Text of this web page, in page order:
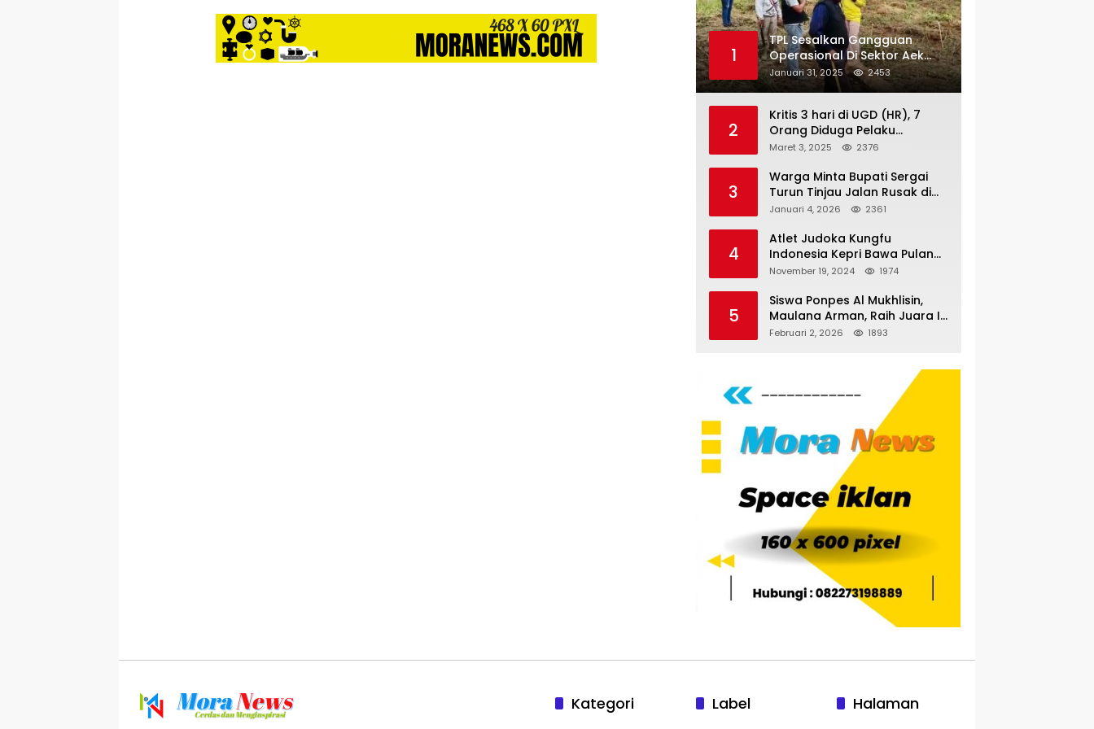
1
TPL Sesalkan Gangguan
Operasional Di Sektor Aek
Nauli
Januari 31, 2025 2453
2
Kritis 3 hari di UGD (HR), 7
Orang Diduga Pelaku
Pengeroyokan di Lift KTV
Kantor Hukum JAP
Pertanyakan Kinerja Polresta
Tanjungpinang
Maret 3, 2025 2376
3
Warga Minta Bupati Sergai
Turun Tinjau Jalan Rusak di
Dusun 4 Desa Sei Periuk
Januari 4, 2026 2361
4
Atlet Judoka Kungfu
Indonesia Kepri Bawa Pulang
11 Medali Pra Fornas bogor, 3
November 19, 2024 1974
5
Siswa Ponpes Al Mukhlisin,
Maulana Arman, Raih Juara I
Taekwondo Junior Putra di
Februari 2, 2026 1893
Kategori Label Halaman